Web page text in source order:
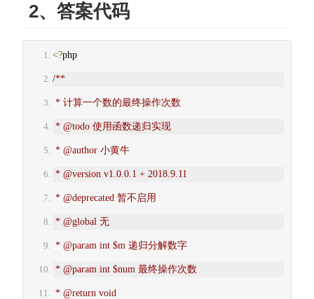
2、答案代码
<?php
/**
* 计算一个数的最终操作次数
* @todo 使用函数递归实现
* @author 小黄牛
* @version v1.0.0.1 + 2018.9.11
* @deprecated 暂不启用
* @global 无
* @param int $m 递归分解数字
* @param int $num 最终操作次数
* @return void